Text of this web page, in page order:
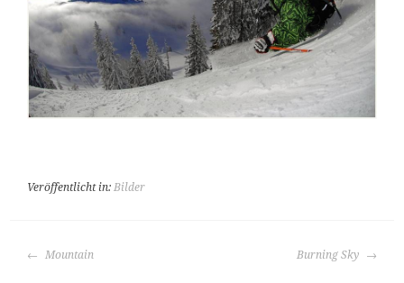
Veröffentlicht in:Bilder
BEITRAGS-
Mountain Burning Sky